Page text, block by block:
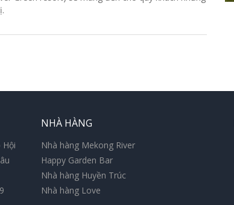
Hội
NHÀ HÀNG
Nhà hàng Mekong River
Happy Garden Bar
Nhà hàng Huyền Trúc
Nhà hàng Love